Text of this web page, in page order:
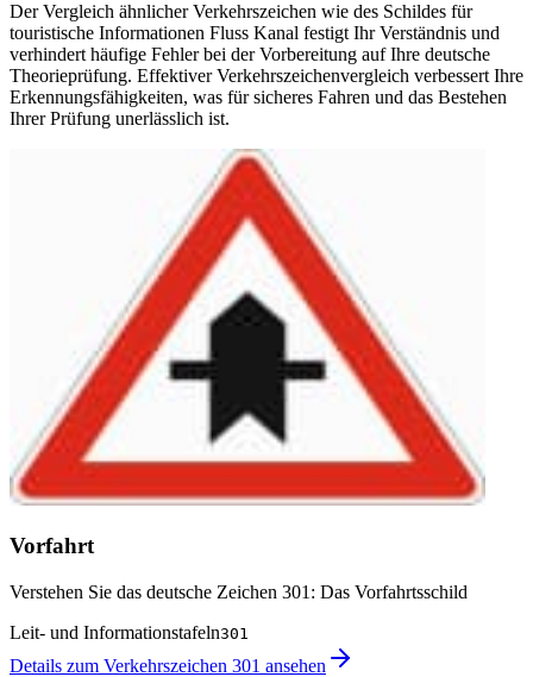
Der Vergleich ähnlicher Verkehrszeichen wie des Schildes für
touristische Informationen Fluss Kanal festigt Ihr Verständnis und
verhindert häufige Fehler bei der Vorbereitung auf Ihre deutsche
Theorieprüfung. Effektiver Verkehrszeichenvergleich verbessert Ihre
Erkennungsfähigkeiten, was für sicheres Fahren und das Bestehen
Ihrer Prüfung unerlässlich ist.
Vorfahrt
Verstehen Sie das deutsche Zeichen 301: Das Vorfahrtsschild
Leit- und Informationstafeln301
Details zum Verkehrszeichen 301 ansehen